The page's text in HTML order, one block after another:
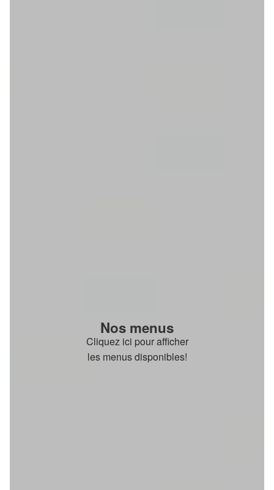
Nos menus
Cliquez ici pour afficher
les menus disponibles!